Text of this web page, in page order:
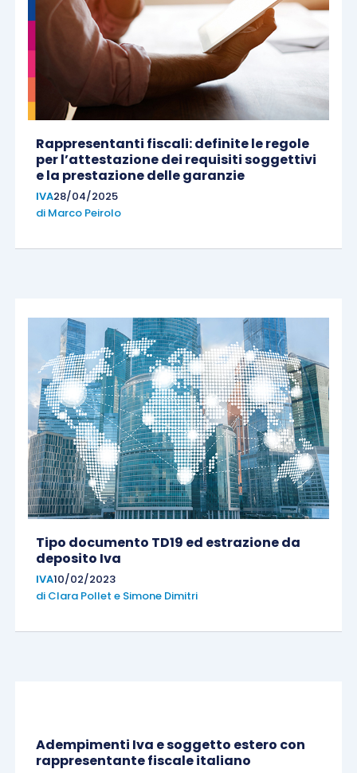
Rappresentanti fiscali: definite le regole
per l’attestazione dei requisiti soggettivi
e la prestazione delle garanzie
IVA28/04/2025
di Marco Peirolo
Tipo documento TD19 ed estrazione da
deposito Iva
IVA10/02/2023
di Clara Pollet e Simone Dimitri
Adempimenti Iva e soggetto estero con
rappresentante fiscale italiano